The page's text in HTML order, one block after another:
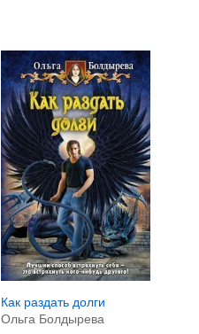
Как раздать долги
Ольга Болдырева